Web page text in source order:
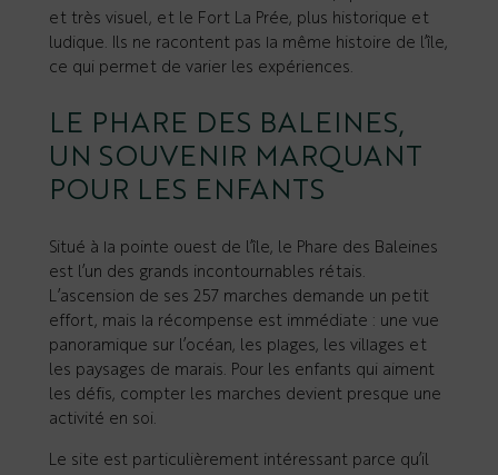
et très visuel, et le Fort La Prée, plus historique et
ludique. Ils ne racontent pas la même histoire de l’île,
ce qui permet de varier les expériences.
LE PHARE DES BALEINES,
UN SOUVENIR MARQUANT
POUR LES ENFANTS
Situé à la pointe ouest de l’île, le Phare des Baleines
est l’un des grands incontournables rétais.
L’ascension de ses 257 marches demande un petit
effort, mais la récompense est immédiate : une vue
panoramique sur l’océan, les plages, les villages et
les paysages de marais. Pour les enfants qui aiment
les défis, compter les marches devient presque une
activité en soi.
Le site est particulièrement intéressant parce qu’il